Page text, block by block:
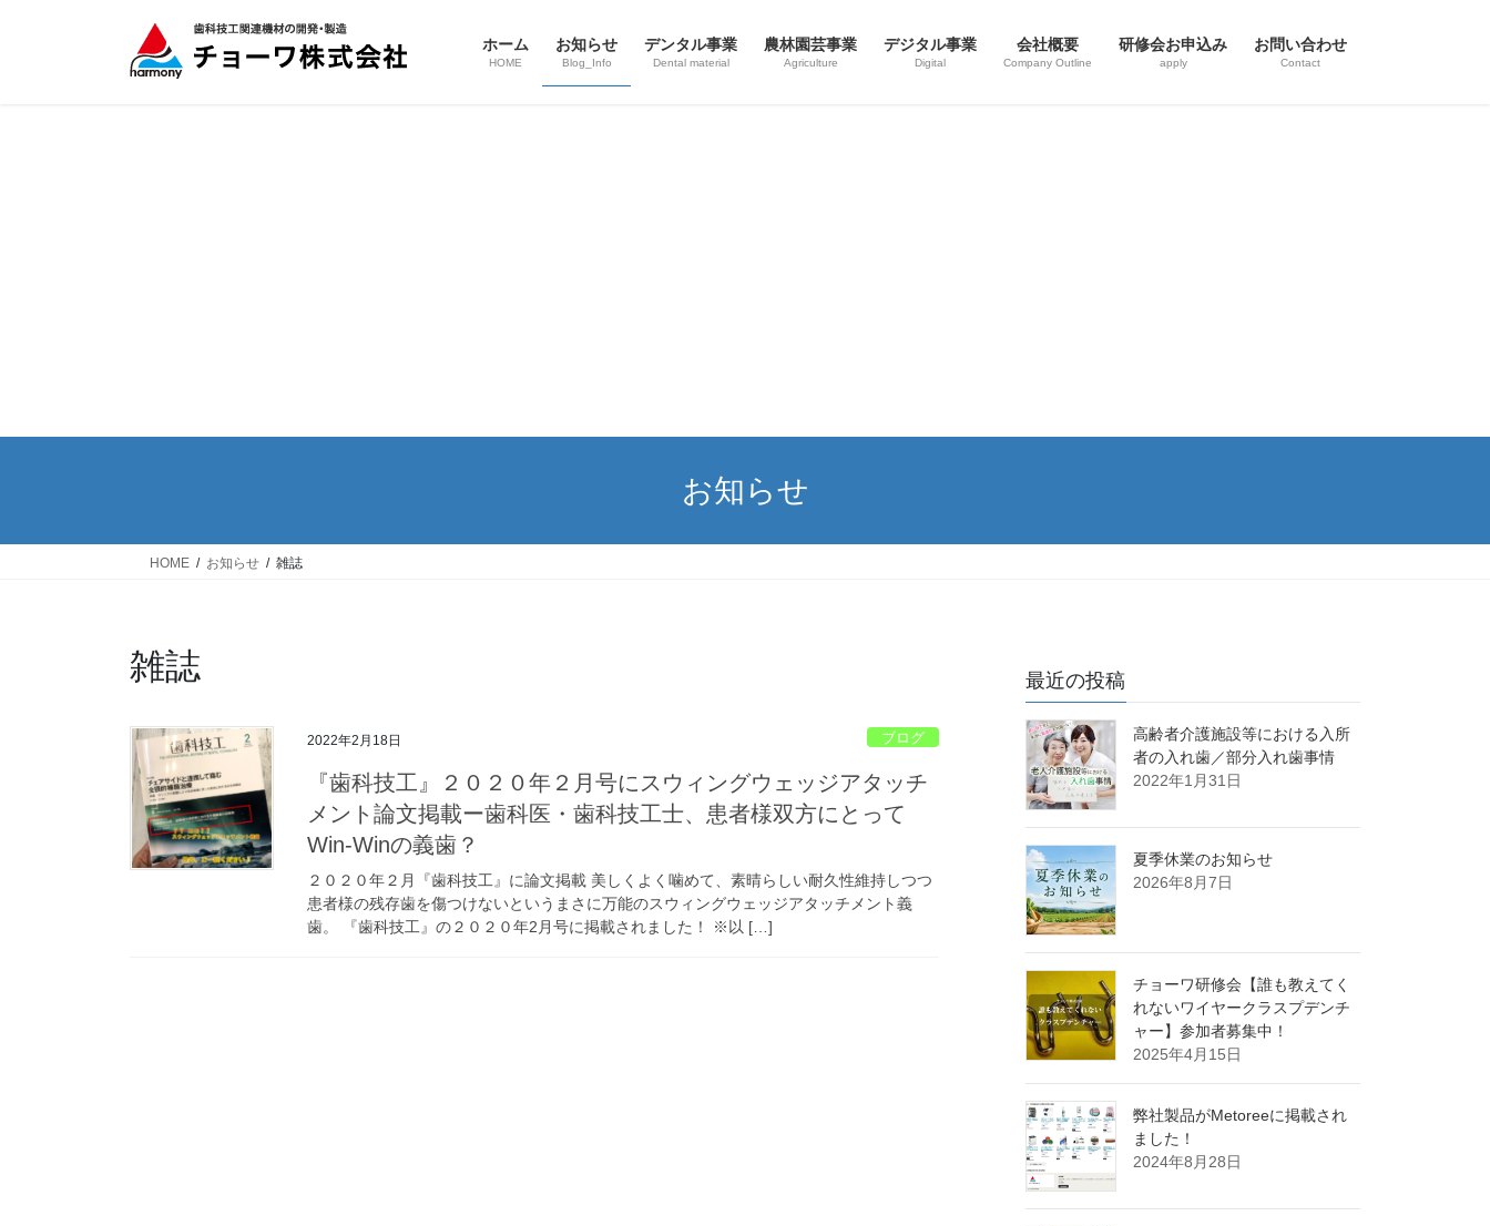
ホーム
HOME
お知らせ
Blog_Info
デンタル事業
Dental material
農林園芸事業
Agriculture
デジタル事業
Digital
会社概要
Company Outline
研修会お申込み
apply
お問い合わせ
Contact
お知らせ
HOME お知らせ 雑誌
雑誌
2022年2月18日 ブログ
『歯科技工』２０２０年２月号にスウィングウェッジアタッチ
メント論文掲載ー歯科医・歯科技工士、患者様双方にとって
Win-Winの義歯？
２０２０年２月『歯科技工』に論文掲載 美しくよく噛めて、素晴らしい耐久性維持しつつ
患者様の残存歯を傷つけないというまさに万能のスウィングウェッジアタッチメント義
歯。 『歯科技工』の２０２０年2月号に掲載されました！ ※以 […]
最近の投稿
高齢者介護施設等における入所
者の入れ歯／部分入れ歯事情
2022年1月31日
夏季休業のお知らせ
2026年8月7日
チョーワ研修会【誰も教えてく
れないワイヤークラスプデンチ
ャー】参加者募集中！
2025年4月15日
弊社製品がMetoreeに掲載され
ました！
2024年8月28日